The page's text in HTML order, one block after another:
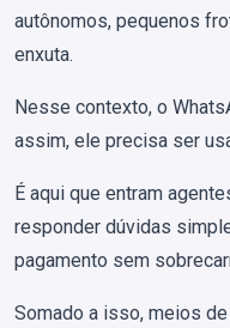
autônomos, pequenos
enxuta.
Nesse contexto, o
assim, ele precisa ser
É aqui que entram
responder dúvidas
pagamento sem
Somado a isso, meios